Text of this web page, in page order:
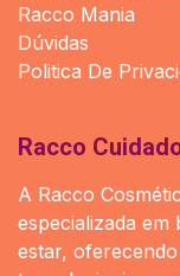
Racco Mania
Dúvidas
Politica De
Racco
A Racco
especializada em
estar,